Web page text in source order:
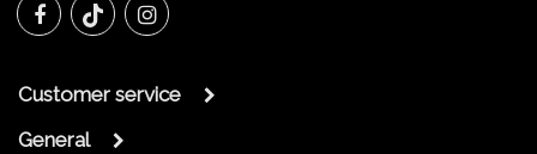
Customer service
General